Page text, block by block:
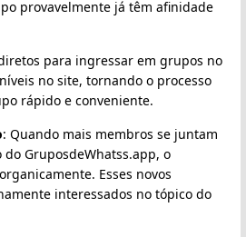
provavelmente já têm afinidade
para ingressar em grupos no
no site, tornando o processo
rápido e conveniente.
: Quando mais membros se juntam
GruposdeWhatss.app, o
Esses novos
interessados no tópico do